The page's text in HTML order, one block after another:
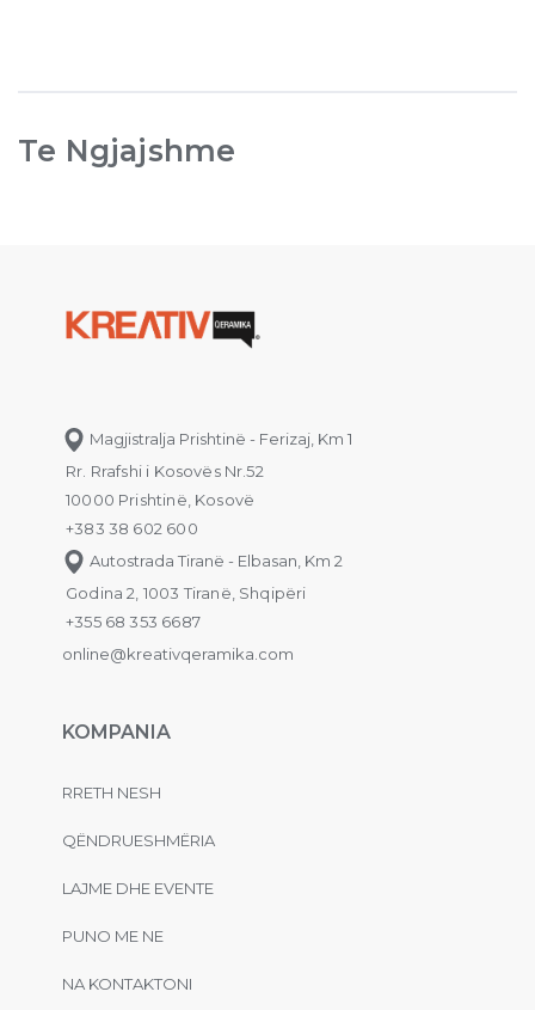
Te Ngjajshme
Magjistralja Prishtinë - Ferizaj, Km 1
Rr. Rrafshi i Kosovës Nr.52
10000 Prishtinë, Kosovë
+383 38 602 600
Autostrada Tiranë - Elbasan, Km 2
Godina 2, 1003 Tiranë, Shqipëri
+355 68 353 6687
online@kreativqeramika.com
KOMPANIA
RRETH NESH
QËNDRUESHMËRIA
LAJME DHE EVENTE
PUNO ME NE
NA KONTAKTONI